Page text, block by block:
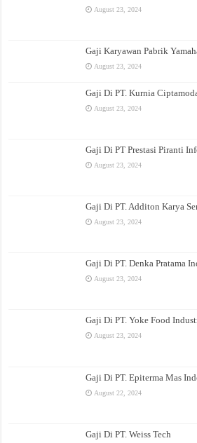
August 23, 2024
Gaji Karyawan Pabrik
August 23, 2024
Gaji Di PT. Kurnia
August 23, 2024
Gaji Di PT Prestasi Piranti
August 23, 2024
Gaji Di PT. Additon Karya
August 23, 2024
Gaji Di PT. Denka Pratama
August 23, 2024
Gaji Di PT. Yoke Food
August 23, 2024
Gaji Di PT. Epiterma Mas
August 22, 2024
Gaji Di PT. Weiss Tech